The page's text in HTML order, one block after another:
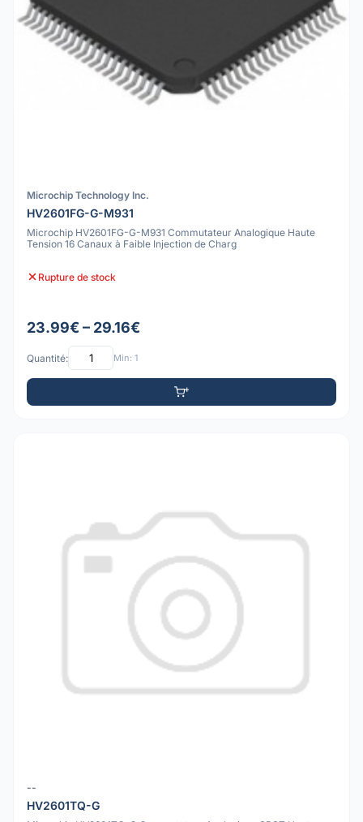
Microchip Technology Inc.
HV2601FG-G-M931
Microchip HV2601FG-G-M931 Commutateur Analogique Haute
Tension 16 Canaux à Faible Injection de Charg
Rupture de stock
23.99€ – 29.16€
Quantité: Min: 1
--
HV2601TQ-G